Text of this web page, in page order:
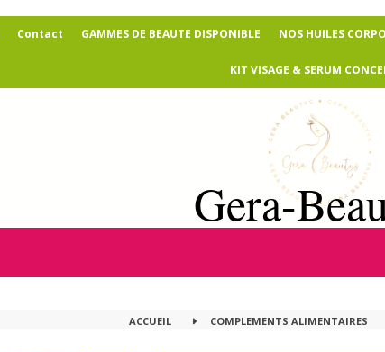
Contact GAMMES DE BEAUTE DISPONIBLE NOS HUILES
KIT VISAGE & SERUM
Gera-
ACCUEIL COMPLEMENTS ALIMENTAIRES